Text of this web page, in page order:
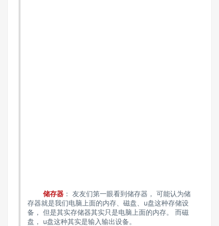
储存器： 友友们第一眼看到储存器， 可能认为储
存器就是我们电脑上面的内存、磁盘、u盘这种存储设
备， 但是其实存储器其实只是电脑上面的内存。 而磁
盘， u盘这种其实是输入输出设备。